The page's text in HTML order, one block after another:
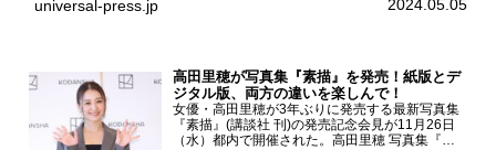
ァッション&音楽イベント『Rakuten GirlsAward
universal-press.jp 2024.05.05
高田里穂が写真集『素描』を発売！紙版とデ
ジタル版、両方の違いを楽しんで！
女優・高田里穂が3年ぶりに発売する最新写真集
『素描』(講談社 刊)の発売記念会見が11月26日
（水）都内で開催された。高田里穂 写真集『素